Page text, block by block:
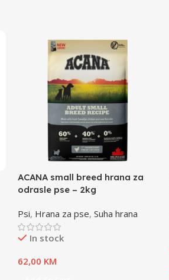
ACANA small breed hrana za
odrasle pse – 2kg
Psi, Hrana za pse,Suha hrana
In stock
62,00 KM